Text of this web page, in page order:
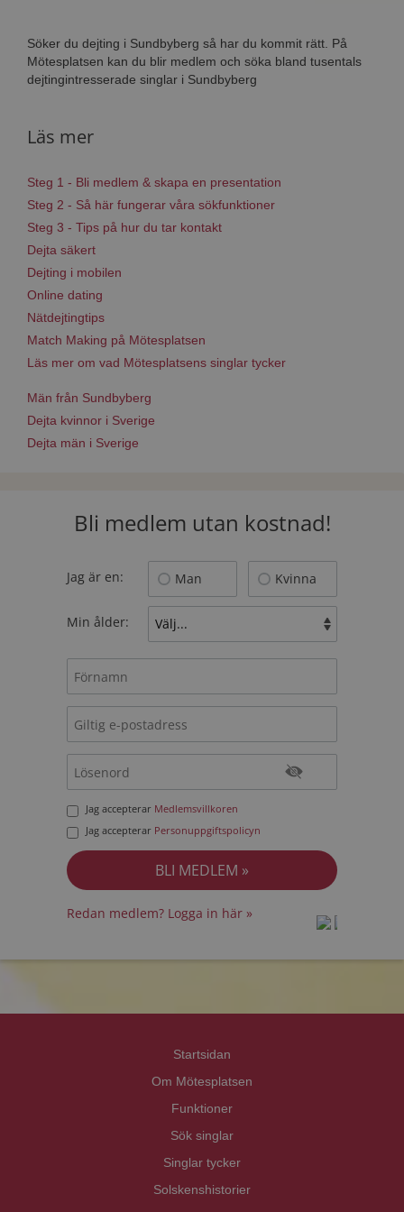
Söker du dejting i Sundbyberg så har du kommit rätt. På
Mötesplatsen kan du blir medlem och söka bland tusentals
dejtingintresserade singlar i Sundbyberg
Läs mer
Steg 1 - Bli medlem & skapa en presentation
Steg 2 - Så här fungerar våra sökfunktioner
Steg 3 - Tips på hur du tar kontakt
Dejta säkert
Dejting i mobilen
Online dating
Nätdejtingtips
Match Making på Mötesplatsen
Läs mer om vad Mötesplatsens singlar tycker
Män från Sundbyberg
Dejta kvinnor i Sverige
Dejta män i Sverige
Bli medlem utan kostnad!
Jag är en: Man Kvinna
Min ålder:
Jag accepterar Medlemsvillkoren
Jag accepterar Personuppgiftspolicyn
Redan medlem? Logga in här »
Startsidan
Om Mötesplatsen
Funktioner
Sök singlar
Singlar tycker
Solskenshistorier